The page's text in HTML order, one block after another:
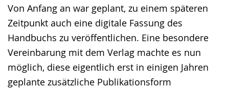
Von Anfang an war geplant, zu einem späteren
Zeitpunkt auch eine digitale Fassung des
Handbuchs zu veröffentlichen. Eine besondere
Vereinbarung mit dem Verlag machte es nun
möglich, diese eigentlich erst in einigen Jahren
geplante zusätzliche Publikationsform